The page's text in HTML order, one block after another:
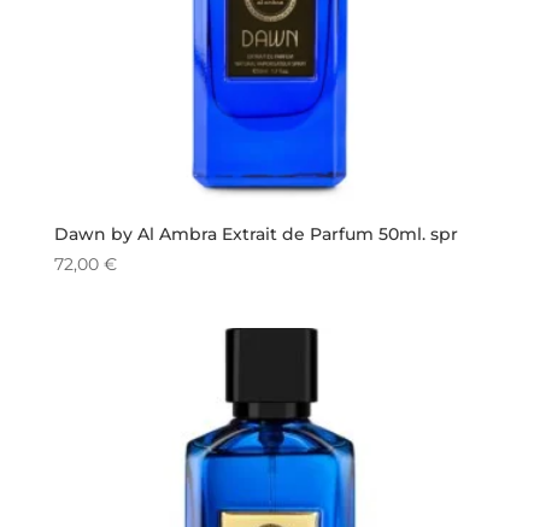
Dawn by Al Ambra Extrait de Parfum 50ml. spr
72,00 €